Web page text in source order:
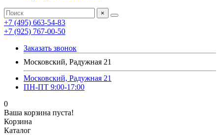
×
+7 (495) 663-54-83
+7 (925) 767-00-50
Заказать звонок
Московский, Радужная 21
Московский, Радужная 21
ПН-ПТ 9:00-17:00
0
Ваша корзина пуста!
Корзина
Каталог